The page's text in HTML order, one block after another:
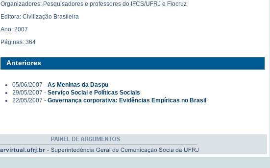
Organizadores: Pesquisadores e professores do IFCS/UFRJ e Fiocruz
Editora: Civilização Brasileira
Ano: 2007
Páginas: 364
Anteriores
05/06/2007 - As Meninas da Daspu
29/05/2007 - Serviço Social e Políticas Sociais
22/05/2007 - Governança corporativa: Evidências Empíricas no Brasil